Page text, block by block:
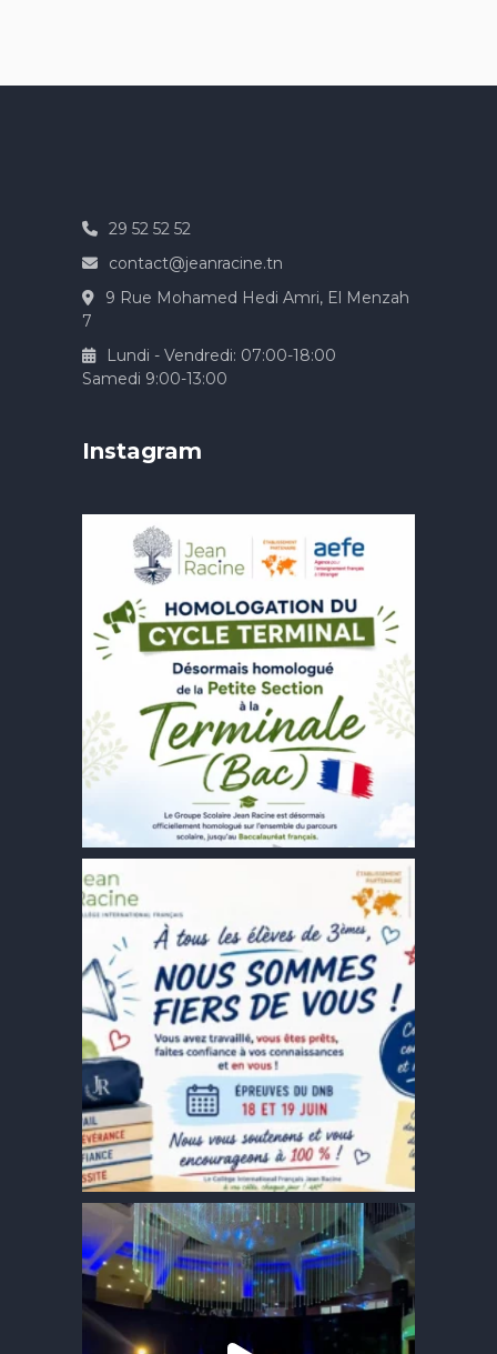
29 52 52 52
contact@jeanracine.tn
9 Rue Mohamed Hedi Amri, El Menzah
7
Lundi - Vendredi: 07:00-18:00
Samedi 9:00-13:00
Instagram